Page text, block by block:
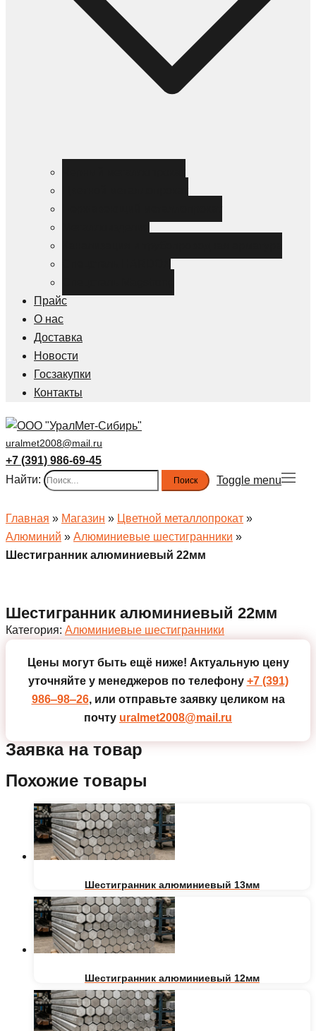
Прайс
О нас
Доставка
Новости
Госзакупки
Контакты
uralmet2008@mail.ru
+7 (391) 986-69-45
Найти:
Toggle menu
Главная » Магазин » Цветной металлопрокат »
Алюминий » Алюминиевые шестигранники »
Шестигранник алюминиевый 22мм
Шестигранник алюминиевый 22мм
Категория: Алюминиевые шестигранники
Цены могут быть ещё ниже! Актуальную цену
уточняйте у менеджеров по телефону +7 (391)
986‒98‒26, или отправьте заявку целиком на
почту uralmet2008@mail.ru
Заявка на товар
Похожие товары
Шестигранник алюминиевый 13мм
Шестигранник алюминиевый 12мм